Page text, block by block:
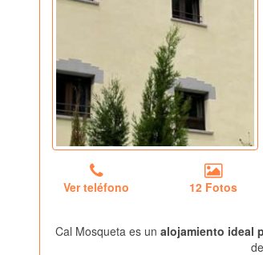
Ver teléfono 12 Fotos
Cal Mosqueta es un alojamiento ideal